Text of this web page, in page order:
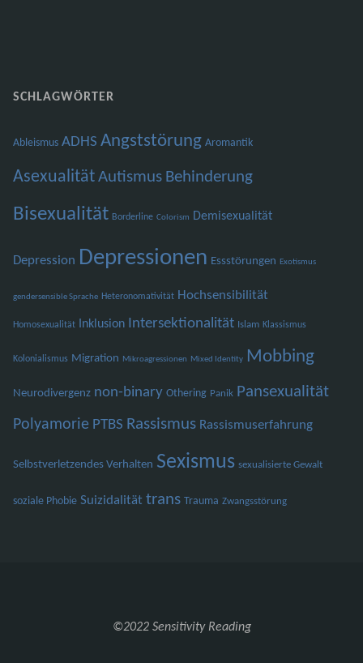
SCHLAGWÖRTER
Ableismus ADHS Angststörung Aromantik
AsexualitätAutismus Behinderung
Bisexualität Borderline Colorism Demisexualität
Depression Depressionen Essstörungen Exotismus
gendersensible Sprache Heteronomativität Hochsensibilität
Homosexualität Inklusion Intersektionalität Islam Klassismus
Kolonialismus Migration Mikroagressionen Mixed Identity Mobbing
Neurodivergenz non-binary Othering Panik Pansexualität
Polyamorie PTBS Rassismus Rassismuserfahrung
Selbstverletzendes Verhalten Sexismus sexualisierte Gewalt
soziale Phobie Suizidalität trans Trauma Zwangsstörung
©2022 Sensitivity Reading